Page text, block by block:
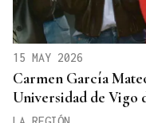
15 MAY 2026
Carmen García
Universidad de Vigo